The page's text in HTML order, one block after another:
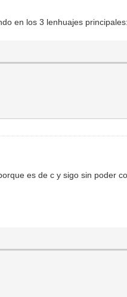
en los 3 lenhuajes
es de c y sigo sin poder